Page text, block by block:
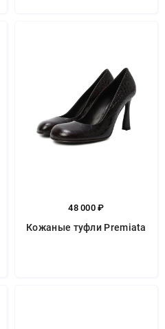
48 000 ₽
Кожаные туфли Premiata